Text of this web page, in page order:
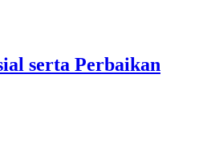
serta Perbaikan